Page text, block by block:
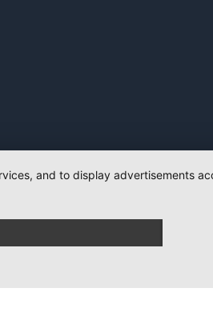
and to display advertisements